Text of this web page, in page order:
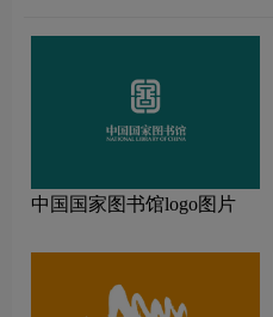
中国国家图书馆logo图片